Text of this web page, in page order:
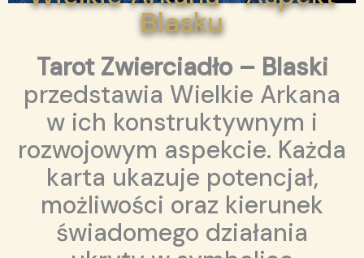
Blasku
Tarot Zwierciadło – Blaski
przedstawia Wielkie Arkana
w ich konstruktywnym i
rozwojowym aspekcie. Każda
karta ukazuje potencjał,
możliwości oraz kierunek
świadomego działania